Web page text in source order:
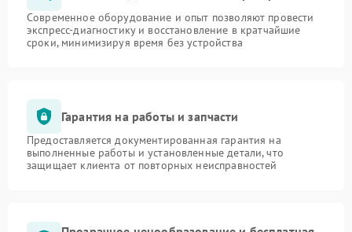
Современное оборудование и опыт позволяют провести
экспресс-диагностику и восстановление в кратчайшие
сроки, минимизируя время без устройства
Гарантия на работы и запчасти
Предоставляется документированная гарантия на
выполненные работы и установленные детали, что
защищает клиента от повторных неисправностей